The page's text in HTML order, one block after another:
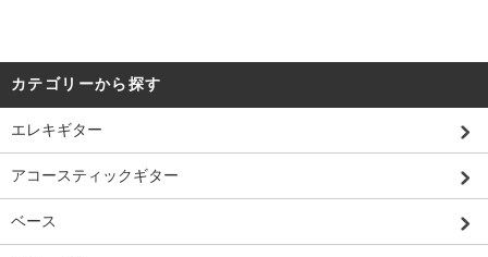
カテゴリーから探す
エレキギター
アコースティックギター
ベース